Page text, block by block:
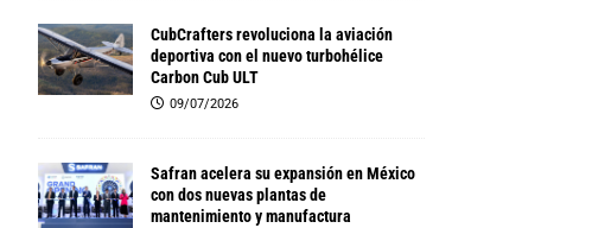
CubCrafters revoluciona la aviación
deportiva con el nuevo turbohélice
Carbon Cub ULT
09/07/2026
Safran acelera su expansión en México
con dos nuevas plantas de
mantenimiento y manufactura